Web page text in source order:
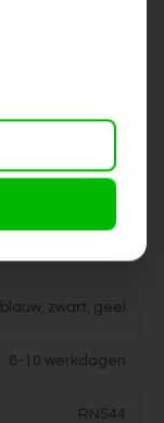
kunstenaars
150x150
zwart, geel
6-10 werkdagen
RN544